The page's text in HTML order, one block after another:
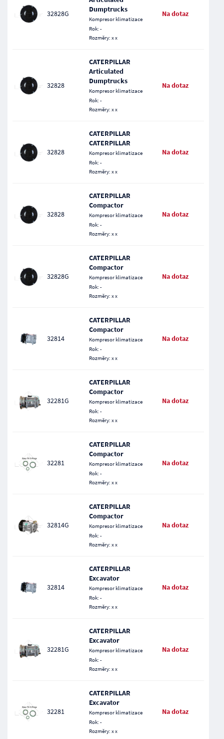
32828G
Dumptrucks
Kompresor klimatizace
Rok: -
Rozměry: x x
Na dotaz
32828
CATERPILLAR
Articulated
Dumptrucks
Kompresor klimatizace
Rok: -
Rozměry: x x
Na dotaz
32828
CATERPILLAR
CATERPILLAR
Kompresor klimatizace
Rok: -
Rozměry: x x
Na dotaz
32828
CATERPILLAR
Compactor
Kompresor klimatizace
Rok: -
Rozměry: x x
Na dotaz
32828G
CATERPILLAR
Compactor
Kompresor klimatizace
Rok: -
Rozměry: x x
Na dotaz
32814
CATERPILLAR
Compactor
Kompresor klimatizace
Rok: -
Rozměry: x x
Na dotaz
32281G
CATERPILLAR
Compactor
Kompresor klimatizace
Rok: -
Rozměry: x x
Na dotaz
32281
CATERPILLAR
Compactor
Kompresor klimatizace
Rok: -
Rozměry: x x
Na dotaz
32814G
CATERPILLAR
Compactor
Kompresor klimatizace
Rok: -
Rozměry: x x
Na dotaz
32814
CATERPILLAR
Excavator
Kompresor klimatizace
Rok: -
Rozměry: x x
Na dotaz
32281G
CATERPILLAR
Excavator
Kompresor klimatizace
Rok: -
Rozměry: x x
Na dotaz
32281
CATERPILLAR
Excavator
Kompresor klimatizace
Rok: -
Rozměry: x x
Na dotaz